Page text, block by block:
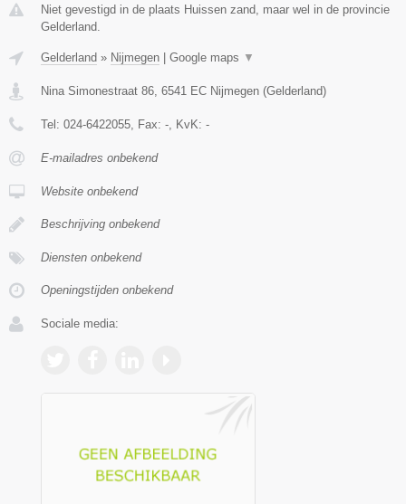
Niet gevestigd in de plaats Huissen zand, maar wel in de provincie
Gelderland.
Gelderland » Nijmegen Google maps ▼
Nina Simonestraat 86, 6541 EC Nijmegen (Gelderland)
Tel: 024-6422055, Fax: -, KvK: -
E-mailadres onbekend
Website onbekend
Beschrijving onbekend
Diensten onbekend
Openingstijden onbekend
Sociale media: